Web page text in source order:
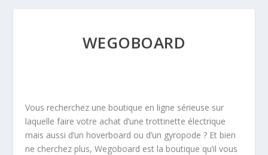
WEGOBOARD
Vous recherchez une boutique en ligne sérieuse sur
laquelle faire votre achat d’une trottinette électrique
mais aussi d’un hoverboard ou d’un gyropode ? Et bien
ne cherchez plus, Wegoboard est la boutique qu’il vous